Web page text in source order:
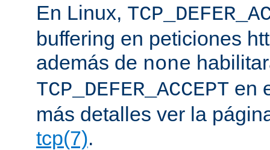
En Linux,
buffering en peticiones
además de none
TCP_DEFER_ACCEPT en
más detalles ver la
tcp(7).